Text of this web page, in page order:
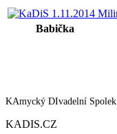
Babička
KAmycký DIvadelní Spolek
KADIS.CZ